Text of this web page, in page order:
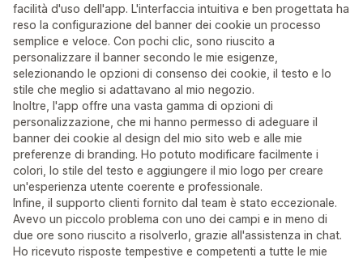
facilità d'uso dell'app. L'interfaccia intuitiva e ben progettata ha
reso la configurazione del banner dei cookie un processo
semplice e veloce. Con pochi clic, sono riuscito a
personalizzare il banner secondo le mie esigenze,
selezionando le opzioni di consenso dei cookie, il testo e lo
stile che meglio si adattavano al mio negozio.
Inoltre, l'app offre una vasta gamma di opzioni di
personalizzazione, che mi hanno permesso di adeguare il
banner dei cookie al design del mio sito web e alle mie
preferenze di branding. Ho potuto modificare facilmente i
colori, lo stile del testo e aggiungere il mio logo per creare
un'esperienza utente coerente e professionale.
Infine, il supporto clienti fornito dal team è stato eccezionale.
Avevo un piccolo problema con uno dei campi e in meno di
due ore sono riuscito a risolverlo, grazie all'assistenza in chat.
Ho ricevuto risposte tempestive e competenti a tutte le mie